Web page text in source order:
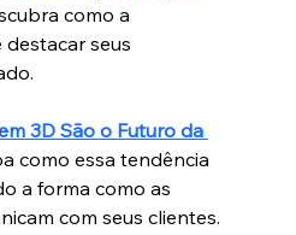
como a
seus
3D São o Futuro da
como essa tendência
a forma como as
com seus clientes.